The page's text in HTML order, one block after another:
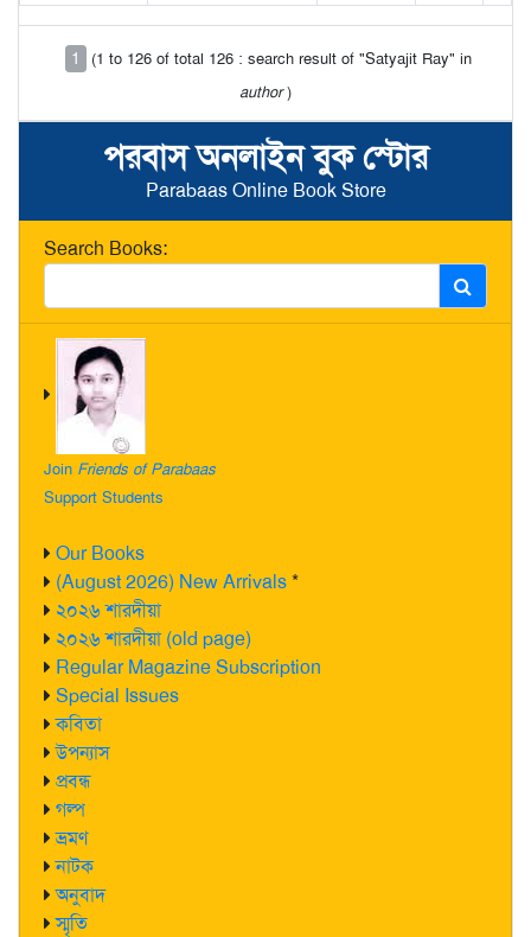
পরবাস অনলাইন বুক স্টোর
Parabaas Online Book Store
Search Books:
Join Friends of Parabaas
Support Students
Our Books
(August 2026) New Arrivals*
২০২৬ শারদীয়া
২০২৬ শারদীয়া (old page)
Regular Magazine Subscription
Special Issues
কবিতা
উপন্যাস
প্রবন্ধ
গল্প
ভ্রমণ
নাটক
অনুবাদ
স্মৃতি
1
(1 to 126 of total 126 : search result of "Satyajit Ray" in
author)